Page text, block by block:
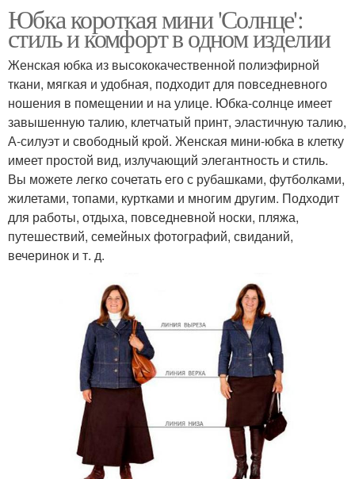
Юбка короткая мини 'Солнце':
стиль и комфорт в одном изделии
Женская юбка из высококачественной полиэфирной
ткани, мягкая и удобная, подходит для повседневного
ношения в помещении и на улице. Юбка-солнце имеет
завышенную талию, клетчатый принт, эластичную талию,
А-силуэт и свободный крой. Женская мини-юбка в клетку
имеет простой вид, излучающий элегантность и стиль.
Вы можете легко сочетать его с рубашками, футболками,
жилетами, топами, куртками и многим другим. Подходит
для работы, отдыха, повседневной носки, пляжа,
путешествий, семейных фотографий, свиданий,
вечеринок и т. д.